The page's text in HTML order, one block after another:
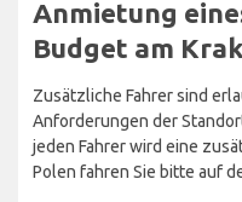
Anmietung
Budget am
Zusätzliche Fahrer sind
Anforderungen der
jeden Fahrer wird eine
Polen fahren Sie bitte auf